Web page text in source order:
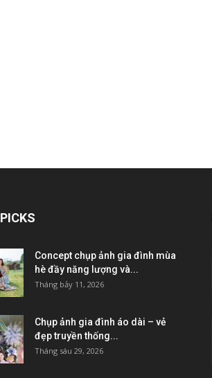
Concept chụp ảnh gia đình mùa
hè đầy năng lượng và...
Tháng bảy 11, 2026
Chụp ảnh gia đình áo dài – vẻ
đẹp truyền thống...
Tháng sáu 29, 2026